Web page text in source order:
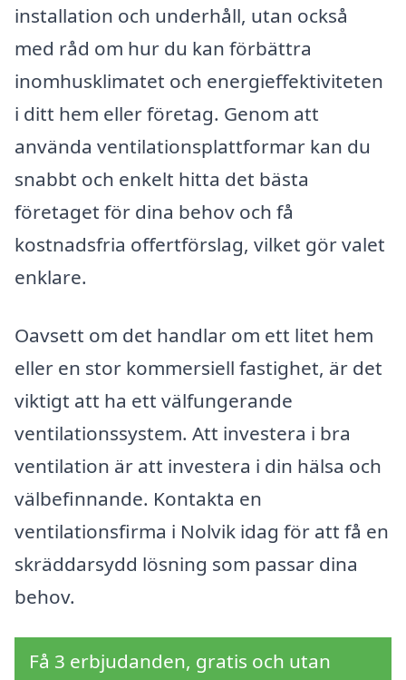
installation och underhåll, utan också
med råd om hur du kan förbättra
inomhusklimatet och energieffektiviteten
i ditt hem eller företag. Genom att
använda ventilationsplattformar kan du
snabbt och enkelt hitta det bästa
företaget för dina behov och få
kostnadsfria offertförslag, vilket gör valet
enklare.
Oavsett om det handlar om ett litet hem
eller en stor kommersiell fastighet, är det
viktigt att ha ett välfungerande
ventilationssystem. Att investera i bra
ventilation är att investera i din hälsa och
välbefinnande. Kontakta en
ventilationsfirma i Nolvik idag för att få en
skräddarsydd lösning som passar dina
behov.
Få 3 erbjudanden, gratis och utan